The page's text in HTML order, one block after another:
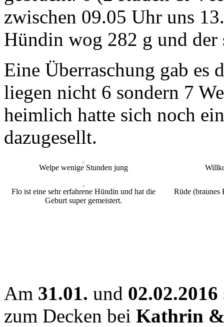
zwischen 09.05 Uhr uns
Hündin wog 282 g und der
Eine Überraschung gab es
liegen nicht 6 sondern 7
heimlich hatte sich noch
dazugesellt.
Welpe wenige Stunden jung
Flo ist eine sehr erfahrene Hündin und hat die
Geburt super gemeistert.
Rüde
Am 31.01. und 02.02.2016
zum Decken bei Kathrin